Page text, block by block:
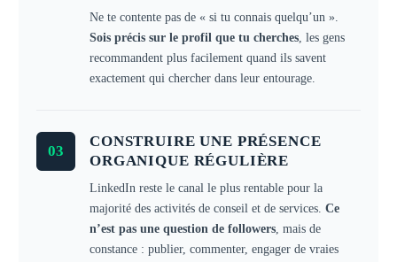
Ne te contente pas de « si tu connais quelqu’un ».
Sois précis sur le profil que tu cherches, les gens
recommandent plus facilement quand ils savent
exactement qui chercher dans leur entourage.
03
CONSTRUIRE UNE PRÉSENCE
ORGANIQUE RÉGULIÈRE
LinkedIn reste le canal le plus rentable pour la
majorité des activités de conseil et de services. Ce
n’est pas une question de followers, mais de
constance : publier, commenter, engager de vraies